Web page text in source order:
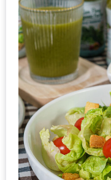
โล่
พร้อม
และ
ช้อป
ที่
เดียว
ครบ
ที่
งาน